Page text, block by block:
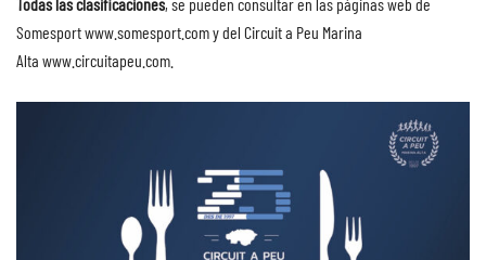
Somesportwww.somesport.comy del Circuit a Peu Marina
Alta www.circuitapeu.com